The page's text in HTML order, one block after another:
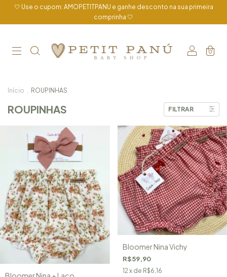
🤍 Use o cupom: AMOPETITPANU e ganhe desconto na sua primeira
comprinha 🤍
0
Início ROUPINHAS
ROUPINHAS FILTRAR
Bloomer Nina Vichy
R$59,90
12x de R$6,16